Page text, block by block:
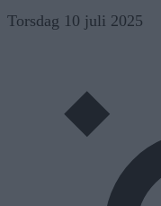
Skip
Torsdag 10 juli 2025